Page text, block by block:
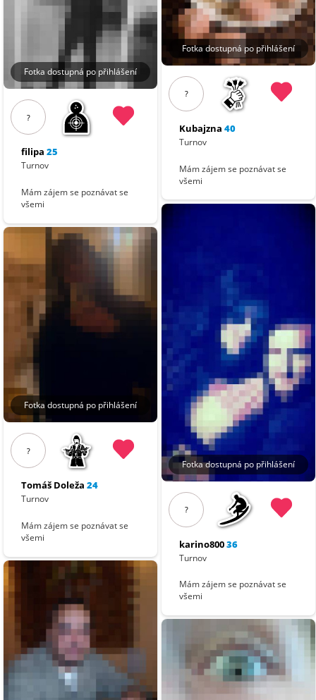
Fotka dostupná po přihlášení
?
filipa 25
Turnov
Mám zájem se poznávat se
všemi
Fotka dostupná po přihlášení
?
Tomáš Doleža 24
Turnov
Mám zájem se poznávat se
všemi
Fotka dostupná po přihlášení
?
Kubajzna 40
Turnov
Mám zájem se poznávat se
všemi
Fotka dostupná po přihlášení
?
karino80036
Turnov
Mám zájem se poznávat se
všemi